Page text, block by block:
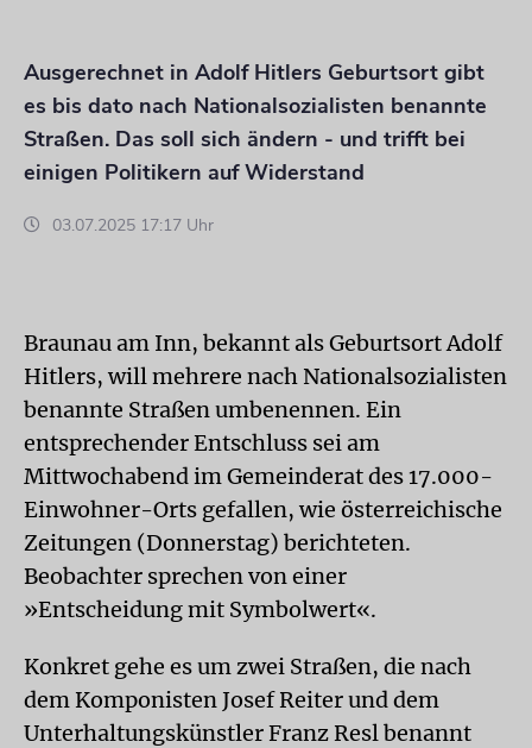
Ausgerechnet in Adolf Hitlers Geburtsort gibt
es bis dato nach Nationalsozialisten benannte
Straßen. Das soll sich ändern - und trifft bei
einigen Politikern auf Widerstand
03.07.2025 17:17 Uhr
Braunau am Inn, bekannt als Geburtsort Adolf
Hitlers, will mehrere nach Nationalsozialisten
benannte Straßen umbenennen. Ein
entsprechender Entschluss sei am
Mittwochabend im Gemeinderat des 17.000-
Einwohner-Orts gefallen, wie österreichische
Zeitungen (Donnerstag) berichteten.
Beobachter sprechen von einer
»Entscheidung mit Symbolwert«.
Konkret gehe es um zwei Straßen, die nach
dem Komponisten Josef Reiter und dem
Unterhaltungskünstler Franz Resl benannt